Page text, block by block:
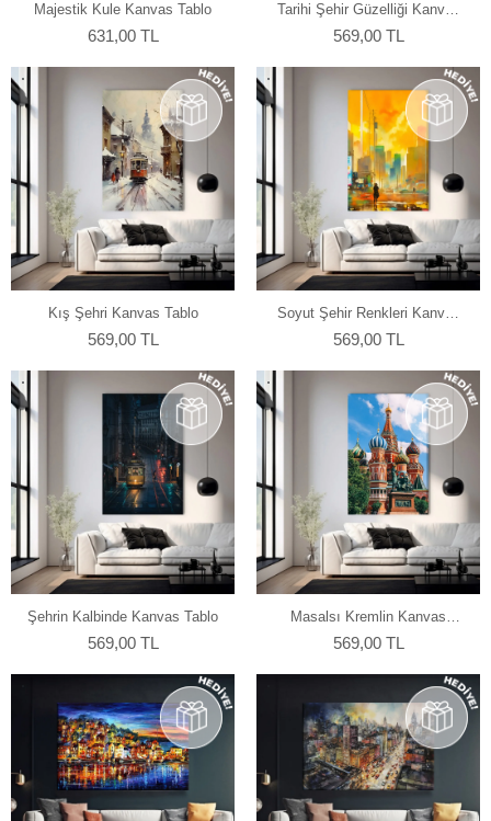
Majestik Kule Kanvas Tablo
631,00 TL
Tarihi Şehir Güzelliği Kanvas
Tablo
569,00 TL
Kış Şehri Kanvas Tablo
569,00 TL
Soyut Şehir Renkleri Kanvas
Tablo
569,00 TL
Şehrin Kalbinde Kanvas Tablo
569,00 TL
Masalsı Kremlin Kanvas
Tablo
569,00 TL